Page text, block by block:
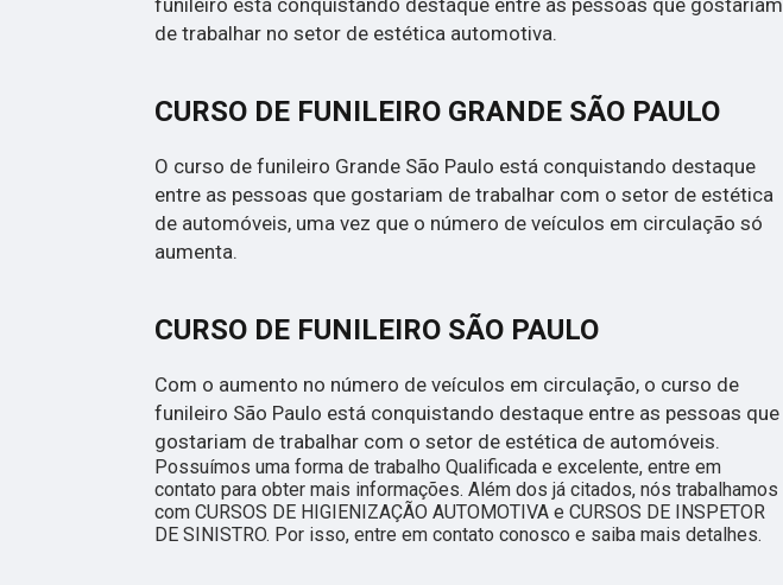
de trabalhar no setor de estética automotiva.
CURSO DE FUNILEIRO GRANDE SÃO PAULO
O curso de funileiro Grande São Paulo está conquistando destaque
entre as pessoas que gostariam de trabalhar com o setor de estética
de automóveis, uma vez que o número de veículos em circulação só
aumenta.
CURSO DE FUNILEIRO SÃO PAULO
Com o aumento no número de veículos em circulação, o curso de
funileiro São Paulo está conquistando destaque entre as pessoas que
gostariam de trabalhar com o setor de estética de automóveis.
Possuímos uma forma de trabalho Qualificada e excelente, entre em
contato para obter mais informações. Além dos já citados, nós trabalhamos
com CURSOS DE HIGIENIZAÇÃO AUTOMOTIVA e CURSOS DE INSPETOR
DE SINISTRO. Por isso, entre em contato conosco e saiba mais detalhes.